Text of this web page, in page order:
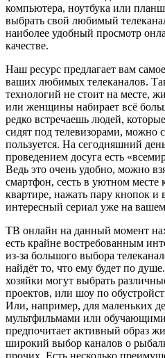
компьютера, ноутбука или
выбрать свой любимый
наиболее удобный просмотр
качестве.
Наш ресурс предлагает вам
ваших любимых телеканалов.
технологий не стоит на месте,
или женщины набирает всё
редко встречаешь людей,
сидят под телевизорами, можно
пользуется. На сегодняшний
проведением досуга есть
Ведь это очень удобно, можно
смартфон, сесть в уютном месте
квартире, нажать пару кнопок и
интересный сериал уже на
ТВ онлайн на данный момент
есть крайне востребованным
из-за большого выбора
найдёт то, что ему будет по
хозяйки могут выбрать
проектов, или шоу по
Или, например, для маленьких
мультфильмами или
предпочитает активный образ
широкий выбор каналов о